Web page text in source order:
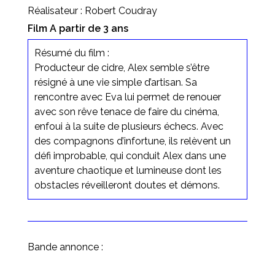
Réalisateur : Robert Coudray
Film A partir de 3 ans
Résumé du film :
Producteur de cidre, Alex semble s’être
résigné à une vie simple d’artisan. Sa
rencontre avec Eva lui permet de renouer
avec son rêve tenace de faire du cinéma,
enfoui à la suite de plusieurs échecs. Avec
des compagnons d’infortune, ils relèvent un
défi improbable, qui conduit Alex dans une
aventure chaotique et lumineuse dont les
obstacles réveilleront doutes et démons.
Bande annonce :